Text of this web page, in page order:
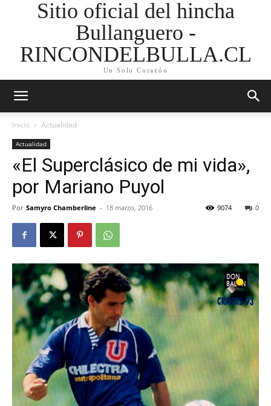
Sitio oficial del hincha
Bullanguero -
RINCONDELBULLA.CL
Un Solo Corazón
Inicio Actualidad
Actualidad
«El Superclásico de mi vida»,
por Mariano Puyol
Por Samyro Chamberline - 18 marzo, 2016 0
9074